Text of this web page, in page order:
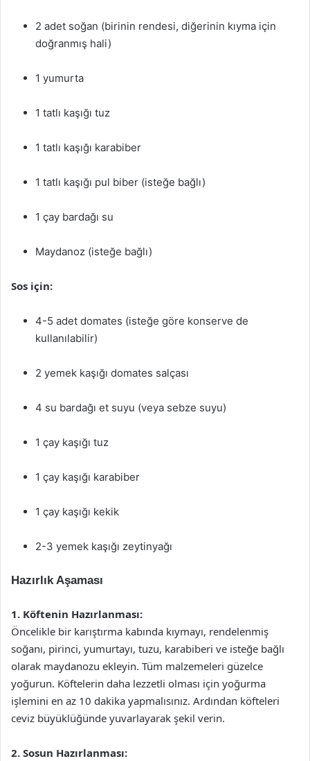
2 adet soğan (birinin rendesi, diğerinin kıyma için
doğranmış hali)
1 yumurta
1 tatlı kaşığı tuz
1 tatlı kaşığı karabiber
1 tatlı kaşığı pul biber (isteğe bağlı)
1 çay bardağı su
Maydanoz (isteğe bağlı)
Sos için:
4-5 adet domates (isteğe göre konserve de
kullanılabilir)
2 yemek kaşığı domates salçası
4 su bardağı et suyu (veya sebze suyu)
1 çay kaşığı tuz
1 çay kaşığı karabiber
1 çay kaşığı kekik
2-3 yemek kaşığı zeytinyağı
Hazırlık Aşaması
1. Köftenin Hazırlanması:
Öncelikle bir karıştırma kabında kıymayı, rendelenmiş
soğanı, pirinci, yumurtayı, tuzu, karabiberi ve isteğe bağlı
olarak maydanozu ekleyin. Tüm malzemeleri güzelce
yoğurun. Köftelerin daha lezzetli olması için yoğurma
işlemini en az 10 dakika yapmalısınız. Ardından köfteleri
ceviz büyüklüğünde yuvarlayarak şekil verin.
2. Sosun Hazırlanması: